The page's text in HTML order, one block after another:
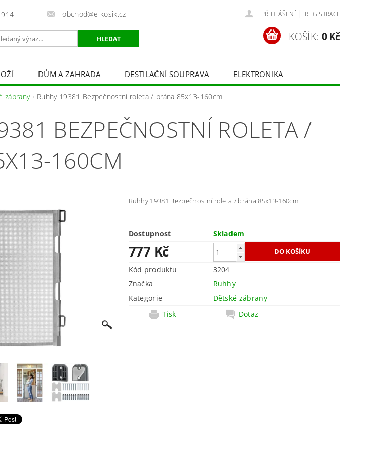
obchod@e-kosik.cz PŘIHLÁŠENÍ | REGISTRACE
KOŠÍK: 0 Kč
DŮM A ZAHRADA DESTILAČNÍ SOUPRAVA
ELEKTRONIKA
OSVĚTLENÍ
STUDIOVÁ FOTOTECHNIKA
zábrany Ruhhy 19381 Bezpečnostní roleta / brána 85x13-160cm
BEZPEČNOSTNÍ ROLETA /
160CM
Ruhhy 19381 Bezpečnostní roleta / brána 85x13-160cm
Dostupnost Skladem
777 Kč
Kód produktu
3204
Značka
Ruhhy
Kategorie
Dětské zábrany
Tisk
Dotaz